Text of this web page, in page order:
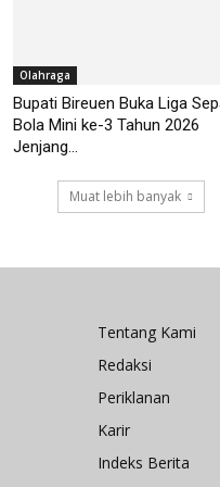
Olahraga
Bupati Bireuen Buka Liga
Bola Mini ke-3 Tahun 2026
Jenjang...
Muat lebih banyak
Tentang Kami
Redaksi
Periklanan
Karir
Indeks Berita